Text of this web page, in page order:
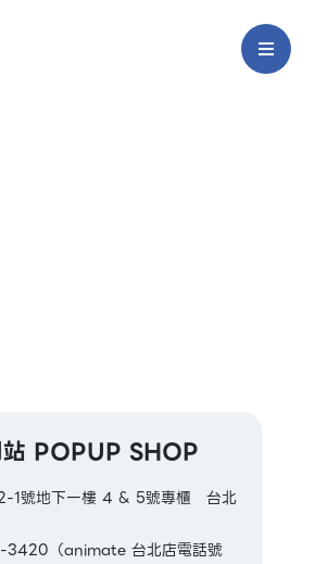
POPUP SHOP
1號地下一樓 4 & 5號專櫃 台北
（animate 台北店電話號